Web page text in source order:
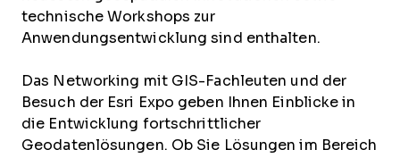
technische Workshops zur
Anwendungsentwicklung sind enthalten.
Das Networking mit GIS-Fachleuten und der
Besuch der Esri Expo geben Ihnen Einblicke in
die Entwicklung fortschrittlicher
Geodatenlösungen. Ob Sie Lösungen im Bereich